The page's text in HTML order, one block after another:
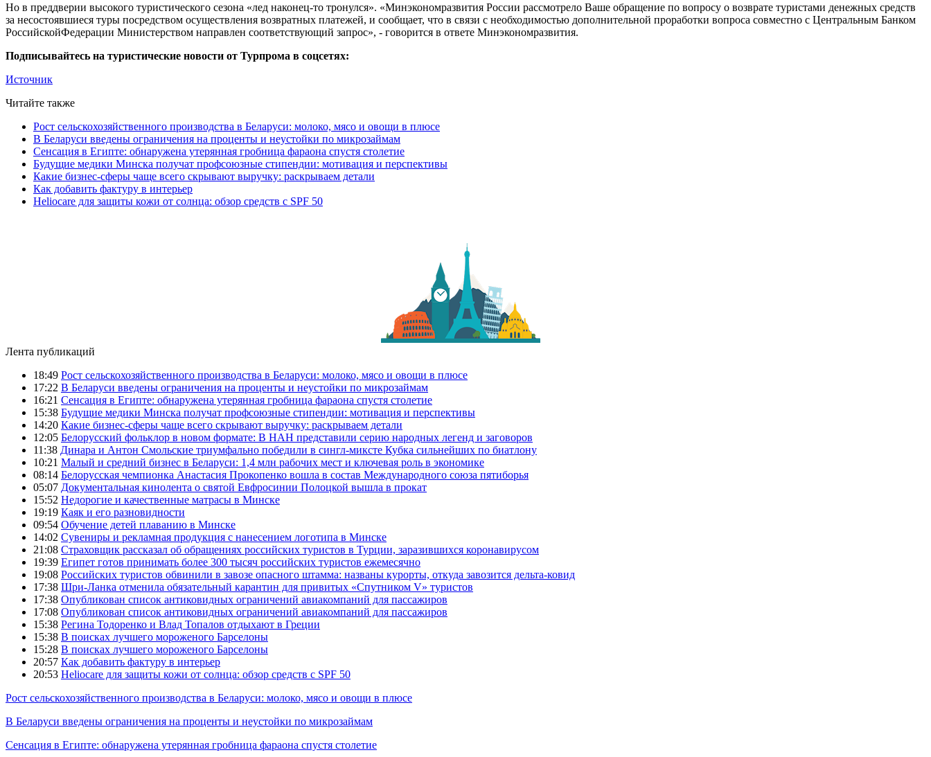
Но в преддверии высокого туристического сезона «лед наконец-то тронулся». «Минэкономразвития России рассмотрело Ваше обращение по вопросу о возврате туристами денежных средств
за несостоявшиеся туры посредством осуществления возвратных платежей, и сообщает, что в связи с необходимостью дополнительной проработки вопроса совместно с Центральным Банком
РоссийскойФедерации Министерством направлен соответствующий запрос», - говорится в ответе Минэкономразвития.
Подписывайтесь на туристические новости от Турпрома в соцсетях:
Источник
Читайте также
Рост сельскохозяйственного производства в Беларуси: молоко, мясо и овощи в плюсе
В Беларуси введены ограничения на проценты и неустойки по микрозаймам
Сенсация в Египте: обнаружена утерянная гробница фараона спустя столетие
Будущие медики Минска получат профсоюзные стипендии: мотивация и перспективы
Какие бизнес-сферы чаще всего скрывают выручку: раскрываем детали
Как добавить фактуру в интерьер
Heliocare для защиты кожи от солнца: обзор средств с SPF 50
Лента публикаций
18:49 Рост сельскохозяйственного производства в Беларуси: молоко, мясо и овощи в плюсе
17:22 В Беларуси введены ограничения на проценты и неустойки по микрозаймам
16:21 Сенсация в Египте: обнаружена утерянная гробница фараона спустя столетие
15:38 Будущие медики Минска получат профсоюзные стипендии: мотивация и перспективы
14:20 Какие бизнес-сферы чаще всего скрывают выручку: раскрываем детали
12:05 Белорусский фольклор в новом формате: В НАН представили серию народных легенд и заговоров
11:38 Динара и Антон Смольские триумфально победили в сингл-миксте Кубка сильнейших по биатлону
10:21 Малый и средний бизнес в Беларуси: 1,4 млн рабочих мест и ключевая роль в экономике
08:14 Белорусская чемпионка Анастасия Прокопенко вошла в состав Международного союза пятиборья
05:07 Документальная кинолента о святой Евфросинии Полоцкой вышла в прокат
15:52 Недорогие и качественные матрасы в Минске
19:19 Каяк и его разновидности
09:54 Обучение детей плаванию в Минске
14:02 Сувениры и рекламная продукция с нанесением логотипа в Минске
21:08 Страховщик рассказал об обращениях российских туристов в Турции, заразившихся коронавирусом
19:39 Египет готов принимать более 300 тысяч российских туристов ежемесячно
19:08 Российских туристов обвинили в завозе опасного штамма: названы курорты, откуда завозится дельта-ковид
17:38 Шри-Ланка отменила обязательный карантин для привитых «Спутником V» туристов
17:38 Опубликован список антиковидных ограничений авиакомпаний для пассажиров
17:08 Опубликован список антиковидных ограничений авиакомпаний для пассажиров
15:38 Регина Тодоренко и Влад Топалов отдыхают в Греции
15:38 В поисках лучшего мороженого Барселоны
15:28 В поисках лучшего мороженого Барселоны
20:57 Как добавить фактуру в интерьер
20:53 Heliocare для защиты кожи от солнца: обзор средств с SPF 50
Рост сельскохозяйственного производства в Беларуси: молоко, мясо и овощи в плюсе
В Беларуси введены ограничения на проценты и неустойки по микрозаймам
Сенсация в Египте: обнаружена утерянная гробница фараона спустя столетие